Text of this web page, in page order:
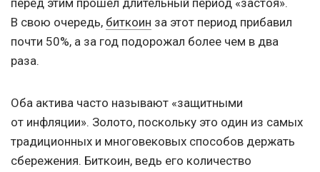
перед этим прошел длительный период «застоя».
В свою очередь, биткоин за этот период прибавил
почти 50%, а за год подорожал более чем в два
раза.
Оба актива часто называют «защитными
от инфляции». Золото, поскольку это один из самых
традиционных и многовековых способов держать
сбережения. Биткоин, ведь его количество